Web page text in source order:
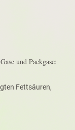
und Packgase:
Fettsäuren,